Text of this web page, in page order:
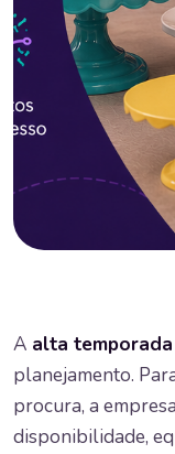
A alta
planejamento.
procura, a
disponibilidade,